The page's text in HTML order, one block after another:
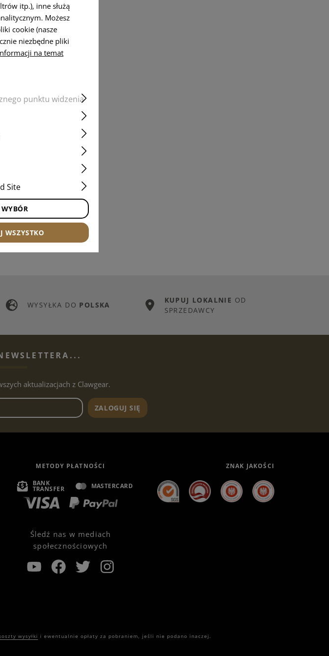
WYSYŁKA DO POLSKA
KUPUJ LOKALNIE OD
SPRZEDAWCY
aktualizacjach z Clawgear.
Adres e-mailowy biuletynuZALOGUJ SIĘ
METODY PŁATNOŚCI
BANK
TRANSFER MASTERCARD
Śledź nas w mediach
społecznościowych
ZNAK JAKOŚCI
wysyłki i ewentualnie opłaty za pobraniem, jeśli nie podano inaczej.
itp.), inne służą
Możesz
cookie (nasze
niezbędne pliki
na temat
punktu widzenia
Site
WSZYSTKO